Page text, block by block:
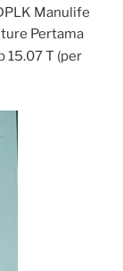
Manulife
Pertama
15.07 T (per